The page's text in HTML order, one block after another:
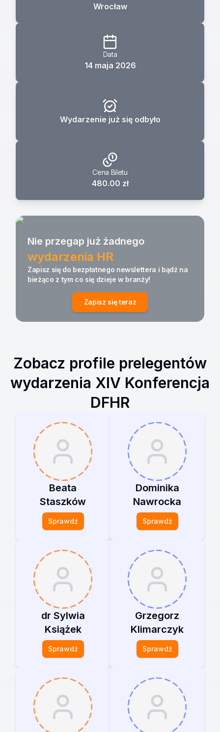
Wrocław
Data
14 maja 2026
Wydarzenie już się odbyło
Cena Biletu
480.00 zł
Nie przegap już żadnego
wydarzenia HR
Zapisz się do bezpłatnego newslettera i bądź na
bieżąco z tym co się dzieje w branży!
Zapisz się teraz
Zobacz profile prelegentów
wydarzenia XIV Konferencja
DFHR
Beata
Staszków
Sprawdź
Dominika
Nawrocka
Sprawdź
dr Sylwia
Książek
Sprawdź
Grzegorz
Klimarczyk
Sprawdź